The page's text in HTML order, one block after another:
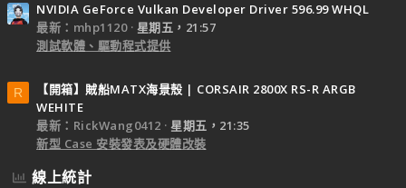
NVIDIA GeForce Vulkan Developer Driver 596.99 WHQL
最新：mhp1120
星期五，21:57
測試軟體、驅動程式提供
R
【開箱】賊船MATX海景殼 | CORSAIR 2800X RS-R ARGB
WEHITE
最新：RickWang0412
星期五，21:35
新型 Case 安裝發表及硬體改裝
線上統計